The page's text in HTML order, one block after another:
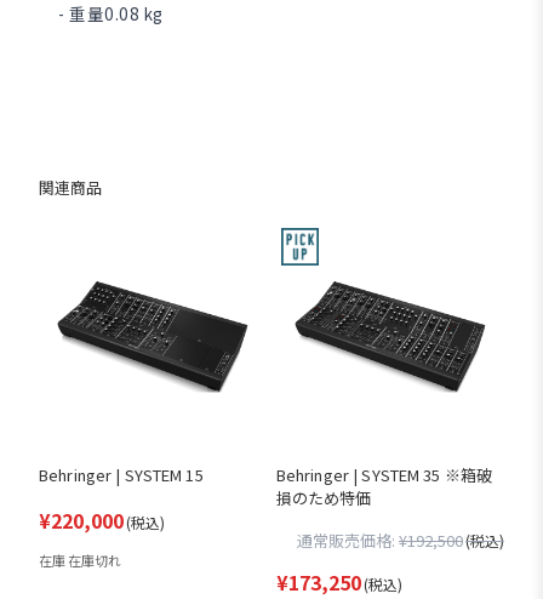
- 重量0.08 kg
関連商品
Behringer | SYSTEM 15
¥220,000(税込)
在庫 在庫切れ
Behringer | SYSTEM 35 ※箱破
損のため特価
通常販売価格: ¥192,500(税込)
¥173,250(税込)